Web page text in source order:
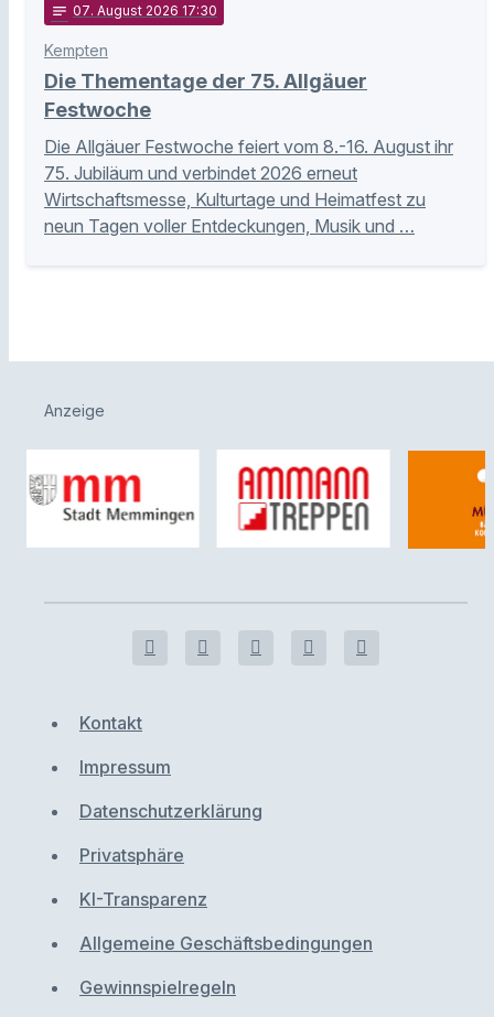
notes 07. August 2026 17:30
Kempten
Die Thementage der 75. Allgäuer
Festwoche
Die Allgäuer Festwoche feiert vom 8.-16. August ihr
75. Jubiläum und verbindet 2026 erneut
Wirtschaftsmesse, Kulturtage und Heimatfest zu
neun Tagen voller Entdeckungen, Musik und …
Anzeige
Kontakt
Impressum
Datenschutzerklärung
Privatsphäre
KI-Transparenz
Allgemeine Geschäftsbedingungen
Gewinnspielregeln